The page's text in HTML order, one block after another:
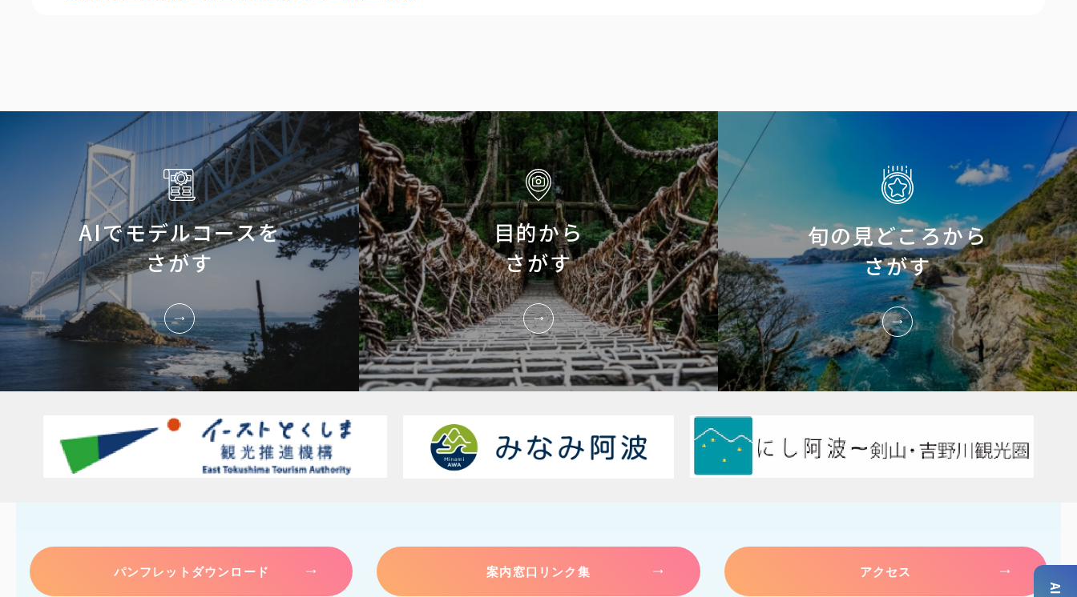
AIでモデルコースを
さがす
目的から
さがす
旬の見どころから
さがす
パンフレットダウンロード 案内窓口リンク集 アクセス